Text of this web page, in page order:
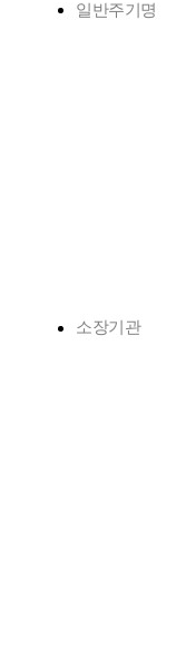
일반주기명
소장기관